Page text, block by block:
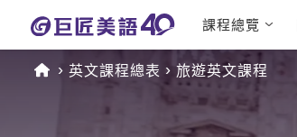
課程總覽
日語課程總表
英文課程總表
英文會話
英文課程總表 旅遊英文課程